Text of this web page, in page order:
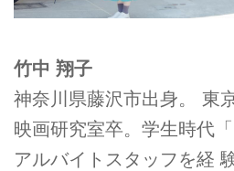
竹中 翔子
神奈川県藤沢市出身。 東
映画研究室卒。学生時代
アルバイトスタッフを経